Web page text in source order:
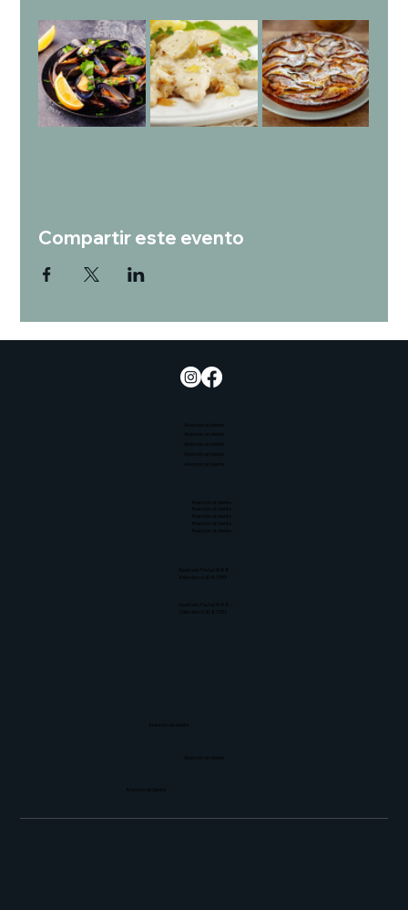
Compartir este evento
Apartado Postal 3088
Valle del sol, ID 83353
Apartado Postal 3088
Valle del sol, ID 83353
Atención al cliente
Atención al cliente
Atención al cliente
Atención al cliente
Atención al cliente
Atención al cliente
Atención al cliente
Atención al cliente
Atención al cliente
Atención al cliente
Atención al cliente
Atención al cliente
Atención al cliente